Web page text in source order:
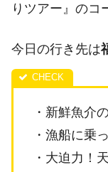
りツアー』のコ
今日の行き先は
・新鮮魚介
・漁船に乗
・大迫力！